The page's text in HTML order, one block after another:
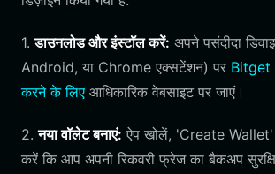
1.डाउनलोड और इंस्टॉल करें: अपने पसंदीदा
Android, या Chrome एक्सटेंशन) पर Bitget
करने के लिए आधिकारिक वेबसाइट पर जाएं।
2.नया वॉलेट बनाएं: ऐप खोलें, 'Create
करें कि आप अपनी रिकवरी फ्रेज का बैकअप